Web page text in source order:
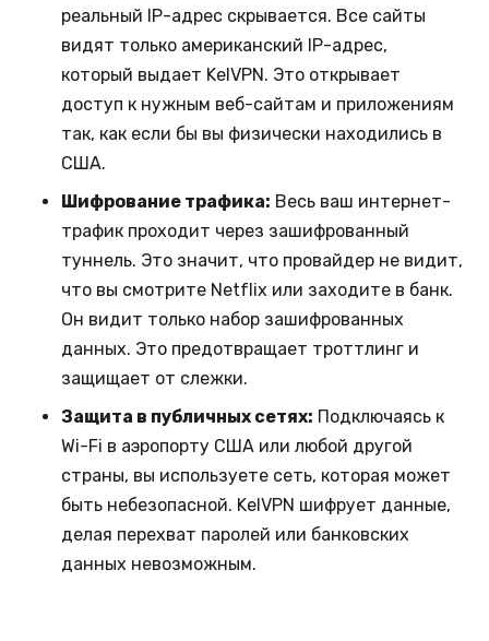
реальный IP-адрес скрывается. Все сайты
видят только американский IP-адрес,
который выдает KelVPN. Это открывает
доступ к нужным веб-сайтам и приложениям
так, как если бы вы физически находились в
США.
Шифрование трафика: Весь ваш интернет-
трафик проходит через зашифрованный
туннель. Это значит, что провайдер не видит,
что вы смотрите Netflix или заходите в банк.
Он видит только набор зашифрованных
данных. Это предотвращает троттлинг и
защищает от слежки.
Защита в публичных сетях: Подключаясь к
Wi-Fi в аэропорту США или любой другой
страны, вы используете сеть, которая может
быть небезопасной. KelVPN шифрует данные,
делая перехват паролей или банковских
данных невозможным.